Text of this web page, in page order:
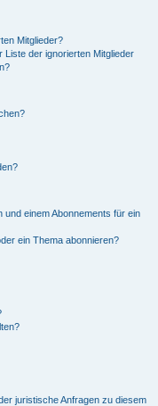
Mitglieder?
der ignorierten Mitglieder
einem Abonnements für ein
ein Thema abonnieren?
juristische Anfragen zu diesem